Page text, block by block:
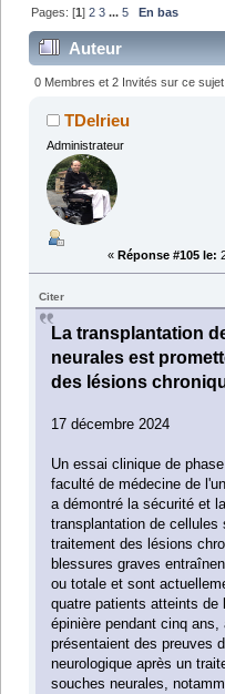
Pages: [1]2 3 ...5 En bas
Auteur
cellules souches
0 Membres et 2 Invités sur ce sujet
TDelrieu
Administrateur
« Réponse #105 le:
Citer
La transplantation
neurales est
des lésions
17 décembre 2024
Un essai clinique de
faculté de médecine de
a démontré la sécurité et
transplantation de cellules
traitement des lésions
blessures graves
ou totale et sont
quatre patients atteints de
épinière pendant cinq
présentaient des preuves
neurologique après un
souches neurales,